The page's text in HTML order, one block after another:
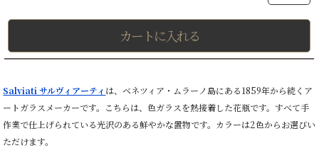
カートに入れる
Salviati サルヴィアーティ は、ベネツィア・ムラーノ島にある1859年から続くア
ートガラスメーカーです。こちらは、色ガラスを熱接着した花瓶です。すべて手
作業で仕上げられている光沢のある鮮やかな置物です。カラーは2色からお選びい
ただけます。